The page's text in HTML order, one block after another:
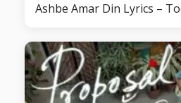
Ashbe Amar Din Lyrics –